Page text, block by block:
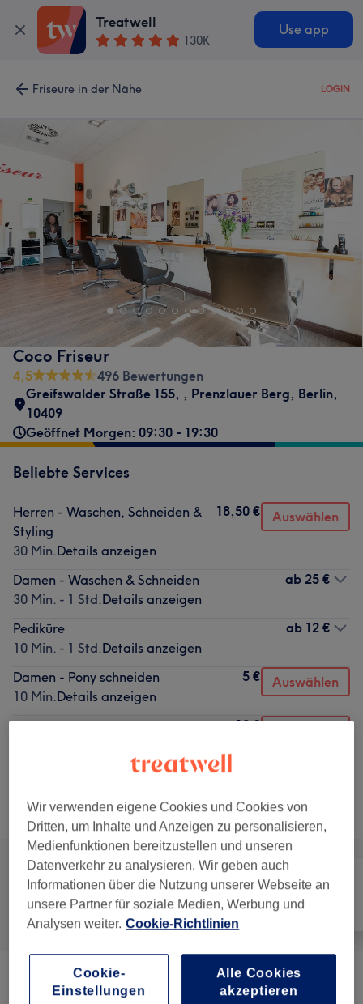
Treatwell
130K
Use app
Friseure in der Nähe LOGIN
Coco Friseur
4,5
496 Bewertungen
Greifswalder Straße 155, , Prenzlauer Berg, Berlin,
10409
Geöffnet Morgen: 09:30 - 19:30
Beliebte Services
Herren - Waschen, Schneiden &
Styling
30 Min.Details anzeigen
18,50 € Auswählen
Damen - Waschen & Schneiden
30 Min. - 1 Std.Details anzeigen
ab 25 €
Pediküre
10 Min. - 1 Std.Details anzeigen
ab 12 €
Damen - Pony schneiden
10 Min.Details anzeigen
5 € Auswählen
Jungs bis 6 Jahre - Schneiden &
Details anzeigen
12 €
Alle Services
Alle Friseur
Head Spa (3 )
Wir verwenden eigene Cookies und Cookies von
Dritten, um Inhalte und Anzeigen zu personalisieren,
Medienfunktionen bereitzustellen und unseren
Datenverkehr zu analysieren. Wir geben auch
Informationen über die Nutzung unserer Webseite an
unsere Partner für soziale Medien, Werbung und
Analysen weiter. Cookie-Richtlinien
Cookie-
Einstellungen
Alle Cookies
akzeptieren